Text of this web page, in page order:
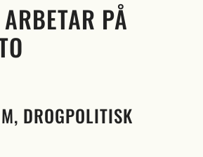
PÅ
DROGPOLITISK